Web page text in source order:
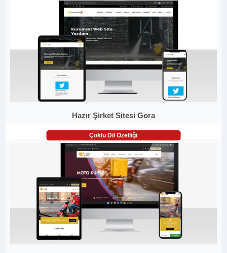
Hazır Şirket Sitesi Gora
Çoklu Dil Özelliği